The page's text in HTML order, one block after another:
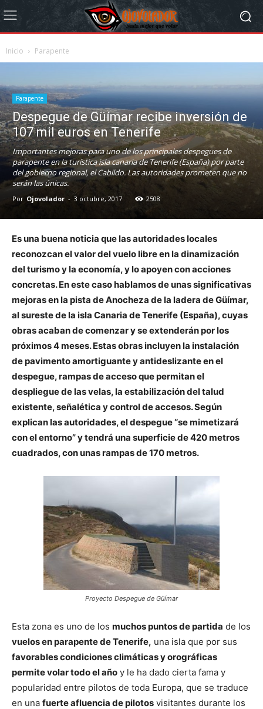
Inicio Parapente
Parapente
Despegue de Güímar recibe inversión de
107 mil euros en Tenerife
Importantes mejoras para uno de los principales despegues de
parapente en la turística isla canaria de Tenerife (España) por parte
del gobierno regional, el Cabildo. Las autoridades prometen que no
serán las únicas.
Por Ojovolador - 3 octubre, 2017 2508
Es una buena noticia que las autoridades locales
reconozcan el valor del vuelo libre en la dinamización
del turismo y la economía, y lo apoyen con acciones
concretas. En este caso hablamos de unas significativas
mejoras en la pista de Anocheza de la ladera de Güímar,
al sureste de la isla Canaria de Tenerife (España), cuyas
obras acaban de comenzar y se extenderán por los
próximos 4 meses. Estas obras incluyen la instalación
de pavimento amortiguante y antideslizante en el
despegue, rampas de acceso que permitan el
despliegue de las velas, la estabilización del talud
existente, señalética y control de accesos. Según
explican las autoridades, el despegue “se mimetizará
con el entorno” y tendrá una superficie de 420 metros
cuadrados, con unas rampas de 170 metros.
Proyecto Despegue de Güímar
Esta zona es uno de los muchos puntos de partida de los
vuelos en parapente de Tenerife, una isla que por sus
favorables condiciones climáticas y orográficas
permite volar todo el año y le ha dado cierta fama y
popularidad entre pilotos de toda Europa, que se traduce
en una fuerte afluencia de pilotos visitantes durante los